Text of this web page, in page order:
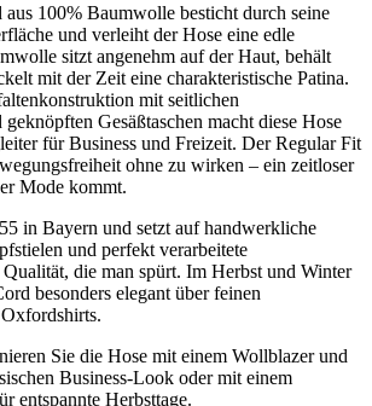
100% Baumwolle besticht durch seine
und verleiht der Hose eine edle
sitzt angenehm auf der Haut, behält
mit der Zeit eine charakteristische Patina.
mit seitlichen
Gesäßtaschen macht diese Hose
für Business und Freizeit. Der Regular Fit
ohne zu wirken – ein zeitloser
Mode kommt.
in Bayern und setzt auf handwerkliche
und perfekt verarbeitete
die man spürt. Im Herbst und Winter
besonders elegant über feinen
Sie die Hose mit einem Wollblazer und
Business-Look oder mit einem
entspannte Herbsttage.